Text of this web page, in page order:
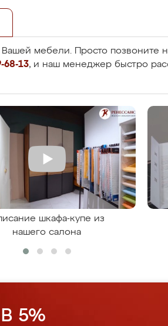
Вашей мебели. Просто позвоните
68-13, и наш менеджер быстро
шкафа-купе из
нашего салона
5%